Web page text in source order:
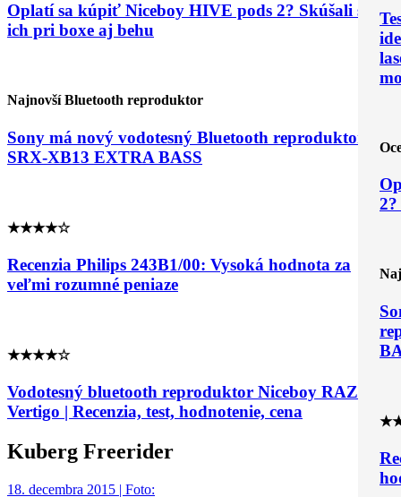
Oplatí sa kúpiť Niceboy HIVE pods 2? Skúšali sme
ich pri boxe aj behu
Najnovší Bluetooth reproduktor
Sony má nový vodotesný Bluetooth reproduktor
SRX-XB13 EXTRA BASS
★★★★☆
Recenzia Philips 243B1/00: Vysoká hodnota za
veľmi rozumné peniaze
★★★★☆
Vodotesný bluetooth reproduktor Niceboy RAZE 2
Vertigo | Recenzia, test, hodnotenie, cena
Kuberg Freerider
18. decembra 2015 | Foto: